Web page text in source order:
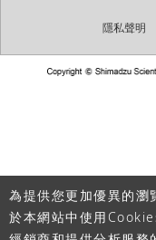
創建帳號
為提供您更加優異的瀏
於本網站中使用
隱私聲明